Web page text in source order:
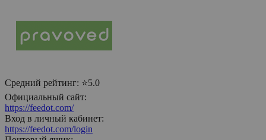
Средний рейтинг: ⭐5.0
Официальный сайт:
https://feedot.com/
Вход в личный кабинет:
https://feedot.com/login